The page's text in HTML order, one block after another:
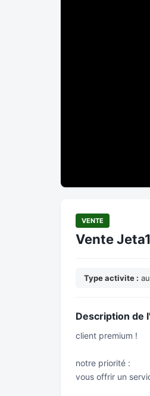
VENTE
Vente
Type activite :
Description de
client premium !
notre priorité :
vous offrir un